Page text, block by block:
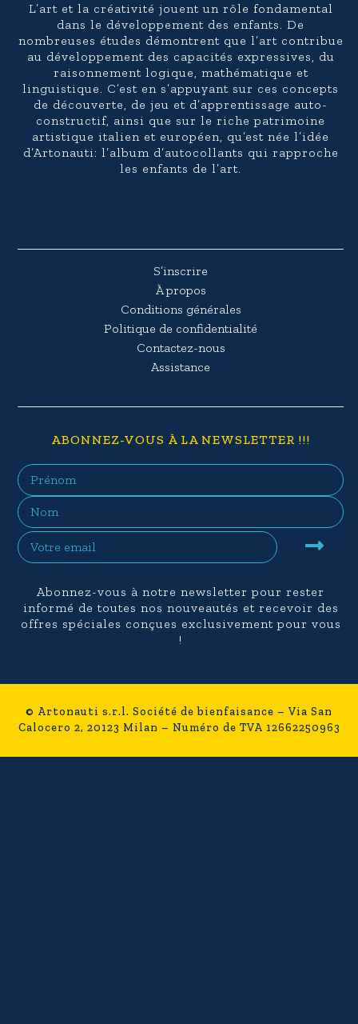
L’art et la créativité jouent un rôle fondamental
dans le développement des enfants. De
nombreuses études démontrent que l’art contribue
au développement des capacités expressives, du
raisonnement logique, mathématique et
linguistique. C’est en s’appuyant sur ces concepts
de découverte, de jeu et d’apprentissage auto-
constructif, ainsi que sur le riche patrimoine
artistique italien et européen, qu’est née l’idée
d’Artonauti: l’album d’autocollants qui rapproche
les enfants de l’art.
S’inscrire
À propos
Conditions générales
Politique de confidentialité
Contactez-nous
Assistance
ABONNEZ-VOUS À LA NEWSLETTER !!!
Abonnez-vous à notre newsletter pour rester
informé de toutes nos nouveautés et recevoir des
offres spéciales conçues exclusivement pour vous
!
© Artonauti s.r.l. Société de bienfaisance – Via San
Calocero 2, 20123 Milan – Numéro de TVA 12662250963